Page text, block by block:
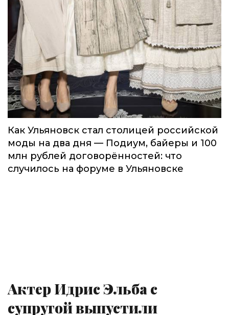
Как Ульяновск стал столицей российской
моды на два дня — Подиум, байеры и 100
млн рублей договорённостей: что
случилось на форуме в Ульяновске
Актер Идрис Эльба с
супругой выпустили